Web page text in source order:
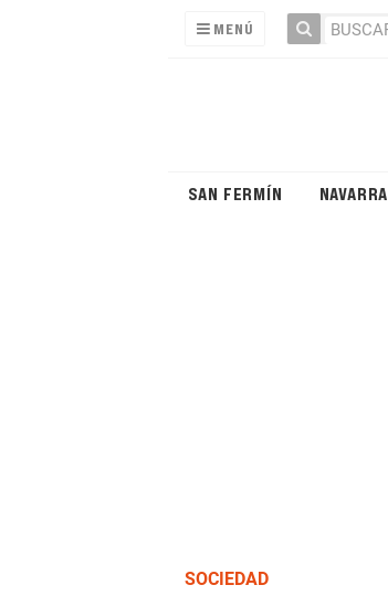
MENÚ
SAN FERMÍN NAVARRA
SOCIEDAD